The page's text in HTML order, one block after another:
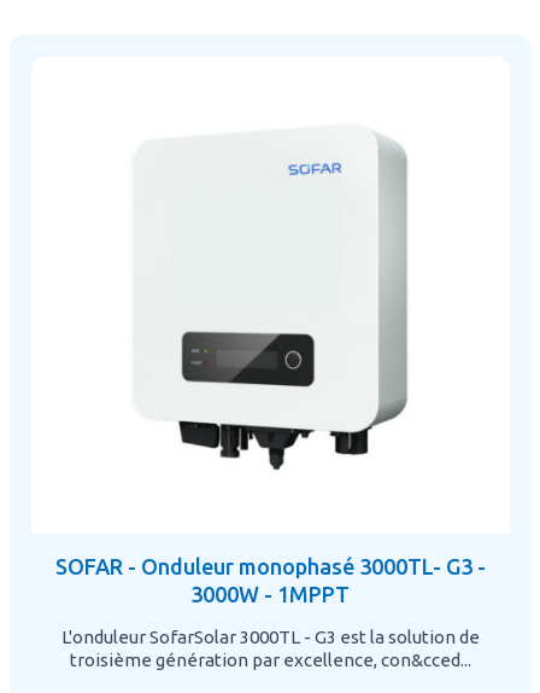
SOFAR - Onduleur monophasé 3000TL- G3 -
3000W - 1MPPT
L'onduleur SofarSolar 3000TL - G3 est la solution de
troisième génération par excellence, con&cced...